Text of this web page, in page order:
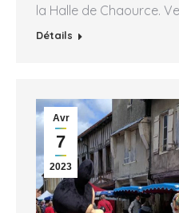
la Halle de Chaource.
Détails
Avr
7
2023